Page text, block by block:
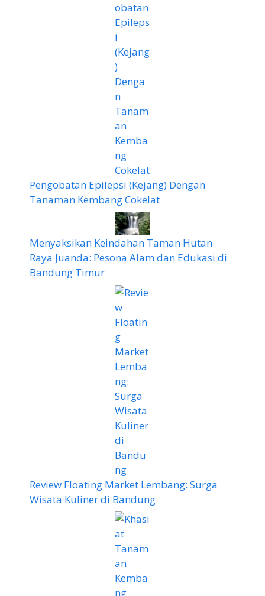
Pengobatan Epilepsi (Kejang) Dengan
Tanaman Kembang Cokelat
Menyaksikan Keindahan Taman Hutan
Raya Juanda: Pesona Alam dan Edukasi di
Bandung Timur
Review Floating Market Lembang: Surga
Wisata Kuliner di Bandung